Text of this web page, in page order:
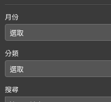
月份
分類
搜尋